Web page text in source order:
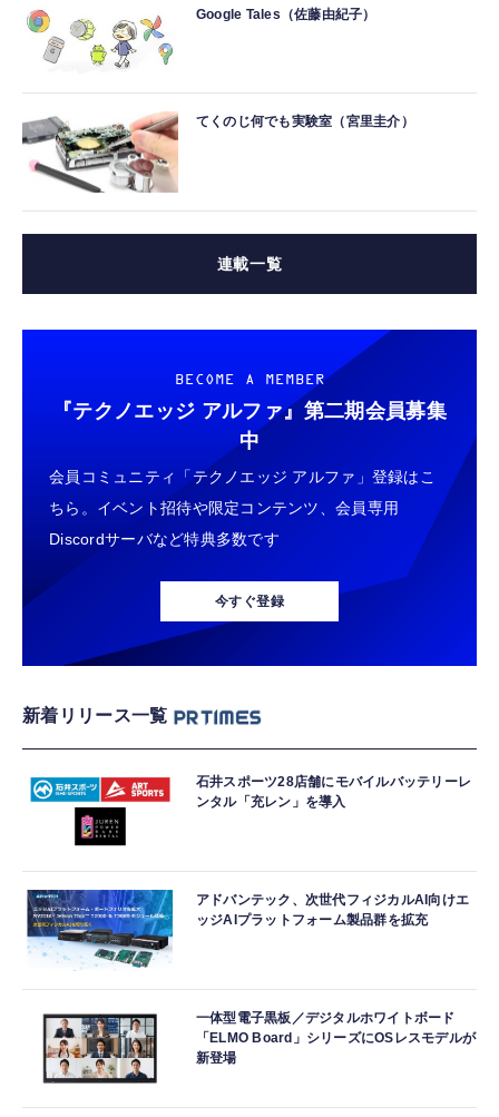
Google Tales（佐藤由紀子）
てくのじ何でも実験室（宮里圭介）
連載一覧
BECOME A MEMBER
『テクノエッジ アルファ』 第二期会員募集
中
会員コミュニティ「テクノエッジ アルファ」登録はこ
ちら。イベント招待や限定コンテンツ、会員専用
Discordサーバなど特典多数です
今すぐ登録
新着リリース一覧
石井スポーツ28店舗にモバイルバッテリーレ
ンタル「充レン」を導入
アドバンテック、次世代フィジカルAI向けエ
ッジAIプラットフォーム製品群を拡充
一体型電子黒板／デジタルホワイトボード
「ELMO Board」シリーズにOSレスモデルが
新登場